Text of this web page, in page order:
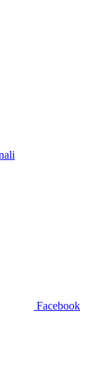
Facebook